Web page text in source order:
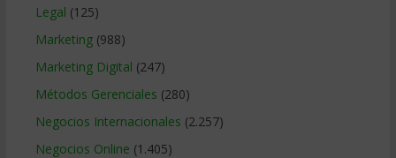
Legal (125)
Marketing(988)
Marketing Digital (247)
Métodos Gerenciales (280)
Negocios Internacionales (2.257)
Negocios Online (1.405)